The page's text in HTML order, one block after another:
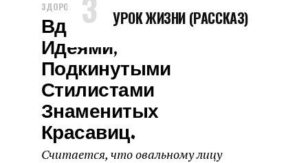
ЗДОРОВЬЕ И КРАСОТА
Вдохновляемся
Идеями,
Подкинутыми
Стилистами
Знаменитых
Красавиц.
Считается, что овальному лицу
УРОК ЖИЗНИ (РАССКАЗ)